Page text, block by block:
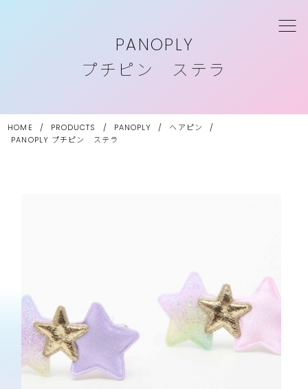
PANOPLY
プチピン ステラ
HOME / PRODUCTS / PANOPLY / ヘアピン
/
PANOPLY プチピン ステラ